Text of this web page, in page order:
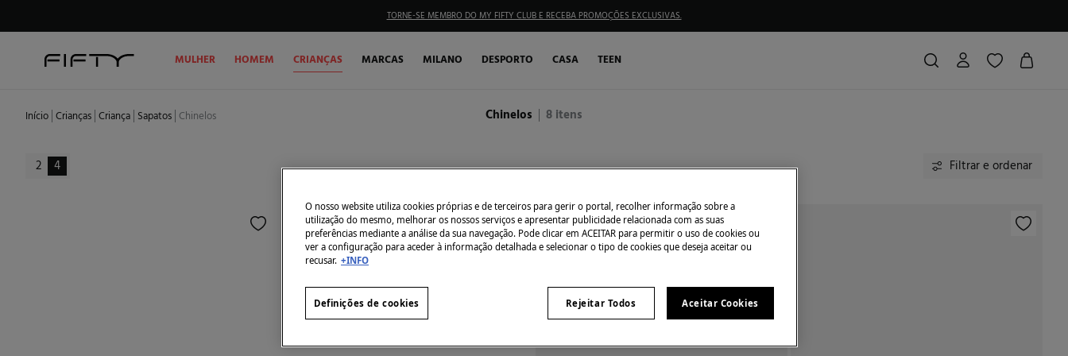
TORNE-SE MEMBRO DO MY FIFTY CLUB E RECEBA PROMOÇÕES EXCLUSIVAS.
MULHER HOMEM CRIANÇAS MARCAS MILANO DESPORTO CASA TEEN
Início Crianças Criança Sapatos Chinelos Chinelos 8 itens
2 4 Filtrar e ordenar
O nosso website utiliza cookies próprias e de terceiros para gerir o portal, recolher informação sobre a
utilização do mesmo, melhorar os nossos serviços e apresentar publicidade relacionada com as suas
preferências mediante a análise da sua navegação. Pode clicar em ACEITAR para permitir o uso de cookies ou
ver a configuração para aceder à informação detalhada e selecionar o tipo de cookies que deseja aceitar ou
recusar. +INFO
Rejeitar Todos Aceitar Cookies
Definições de cookies